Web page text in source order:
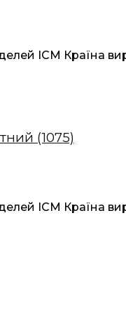
ICM Країна
(1075)
ICM Країна